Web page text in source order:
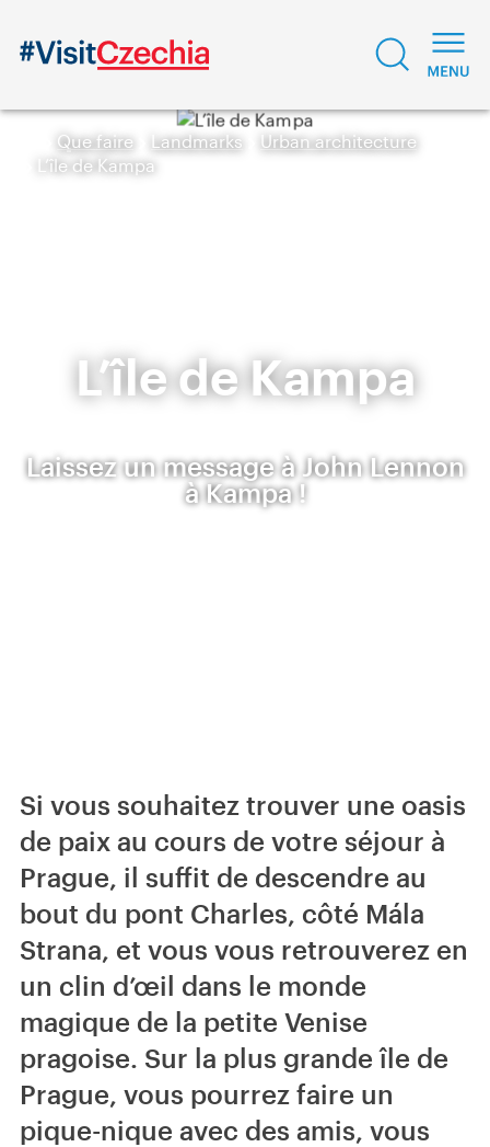
Que faire Landmarks
Urban architecture
L’île de Kampa
L’île de Kampa
Laissez un message à John Lennon
à Kampa !
Si vous souhaitez trouver une oasis
de paix au cours de votre séjour à
Prague, il suffit de descendre au
bout du pont Charles, côté Mála
Strana, et vous vous retrouverez en
un clin d’œil dans le monde
magique de la petite Venise
pragoise. Sur la plus grande île de
Prague, vous pourrez faire un
pique-nique avec des amis, vous